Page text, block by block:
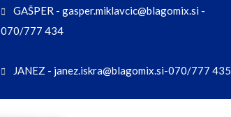
GAŠPER - gasper.miklavcic@blagomix.si -
070/777 434
JANEZ - janez.iskra@blagomix.si-070/777 435